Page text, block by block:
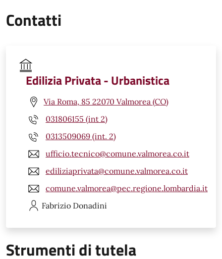
Contatti
Edilizia Privata - Urbanistica
Via Roma, 85 22070 Valmorea (CO)
031806155 (int 2)
0313509069 (int. 2)
ufficio.tecnico@comune.valmorea.co.it
ediliziaprivata@comune.valmorea.co.it
comune.valmorea@pec.regione.lombardia.it
Fabrizio Donadini
Strumenti di tutela